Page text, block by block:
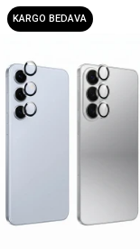
KARGO BEDAVA